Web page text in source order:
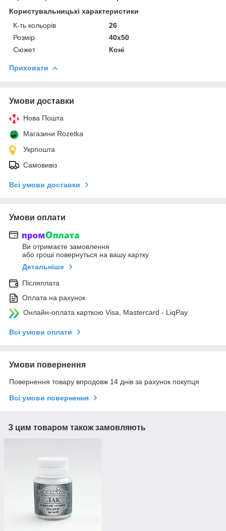
Користувальницькі характеристики
К-ть кольорiв
26
Розмір
40х50
Сюжет
Коні
Приховати
Умови доставки
Нова Пошта
Магазини Rozetka
Укрпошта
Самовивіз
Всі умови доставки
Умови оплати
Ви отримаєте замовлення
або гроші повернуться на вашу картку
Детальніше
Післяплата
Оплата на рахунок
Онлайн-оплата карткою Visa, Mastercard - LiqPay
Всі умови оплати
Умови повернення
Повернення товару впродовж 14 днів за рахунок покупця
Всі умови повернення
З цим товаром також замовляють